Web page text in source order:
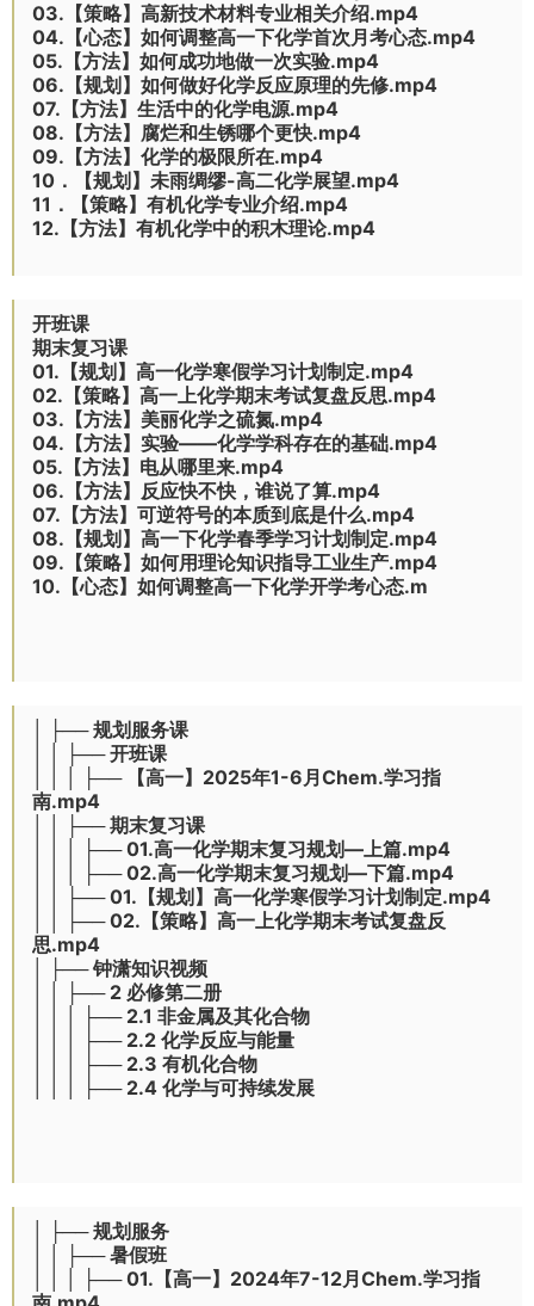
03.【策略】高新技术材料专业相关介绍.mp4
04.【心态】如何调整高一下化学首次月考心态.mp4
05.【方法】如何成功地做一次实验.mp4
06.【规划】如何做好化学反应原理的先修.mp4
07.【方法】生活中的化学电源.mp4
08.【方法】腐烂和生锈哪个更快.mp4
09.【方法】化学的极限所在.mp4
10．【规划】未雨绸缪-高二化学展望.mp4
11．【策略】有机化学专业介绍.mp4
12.【方法】有机化学中的积木理论.mp4
开班课
期末复习课
01.【规划】高一化学寒假学习计划制定.mp4
02.【策略】高一上化学期末考试复盘反思.mp4
03.【方法】美丽化学之硫氮.mp4
04.【方法】实验——化学学科存在的基础.mp4
05.【方法】电从哪里来.mp4
06.【方法】反应快不快，谁说了算.mp4
07.【方法】可逆符号的本质到底是什么.mp4
08.【规划】高一下化学春季学习计划制定.mp4
09.【策略】如何用理论知识指导工业生产.mp4
10.【心态】如何调整高一下化学开学考心态.m
│ ├── 规划服务课
│ │ ├── 开班课
│ │ │ ├── 【高一】2025年1-6月Chem.学习指
南.mp4
│ │ ├── 期末复习课
│ │ │ ├── 01.高一化学期末复习规划—上篇.mp4
│ │ │ ├── 02.高一化学期末复习规划—下篇.mp4
│ │ ├── 01.【规划】高一化学寒假学习计划制定.mp4
│ │ ├── 02.【策略】高一上化学期末考试复盘反
思.mp4
│ ├── 钟潇知识视频
│ │ ├── 2 必修第二册
│ │ │ ├── 2.1 非金属及其化合物
│ │ │ ├── 2.2 化学反应与能量
│ │ │ ├── 2.3 有机化合物
│ │ │ ├── 2.4 化学与可持续发展
│ ├── 规划服务
│ │ ├── 暑假班
│ │ │ ├── 01.【高一】2024年7-12月Chem.学习指